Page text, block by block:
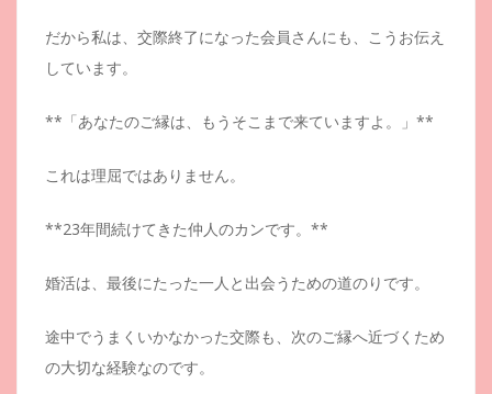
だから私は、交際終了になった会員さんにも、こうお伝え
しています。
**「あなたのご縁は、もうそこまで来ていますよ。」**
これは理屈ではありません。
**23年間続けてきた仲人のカンです。**
婚活は、最後にたった一人と出会うための道のりです。
途中でうまくいかなかった交際も、次のご縁へ近づくため
の大切な経験なのです。